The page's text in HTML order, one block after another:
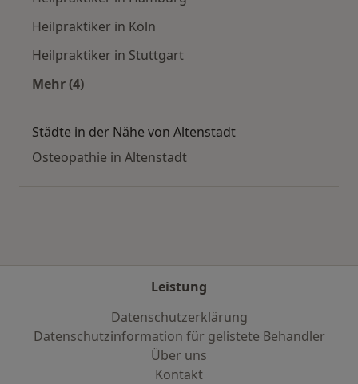
Heilpraktiker in Köln
Heilpraktiker in Stuttgart
Mehr (4)
Städte in der Nähe von Altenstadt
Osteopathie in Altenstadt
Leistung
Datenschutzerklärung
Datenschutzinformation für gelistete Behandler
Über uns
Kontakt